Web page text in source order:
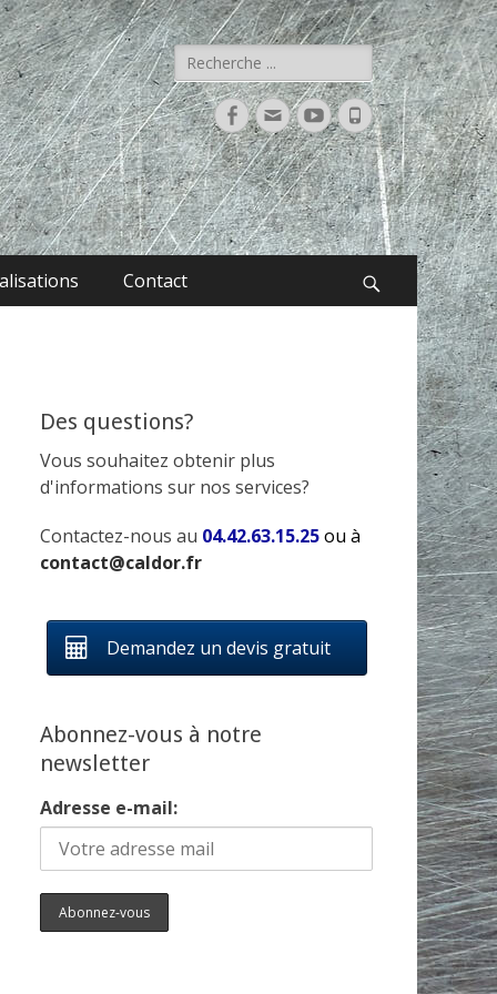
Rechercher :
FacebookAdresse
de
contact
YouTube
Tél
Contact Recherche
Des questions?
Vous souhaitez obtenir plus
d'informations sur nos services?
Contactez-nous au 04.42.63.15.25ou à
contact@caldor.fr
Demandez un devis gratuit
Abonnez-vous à notre
newsletter
Adresse e-mail: